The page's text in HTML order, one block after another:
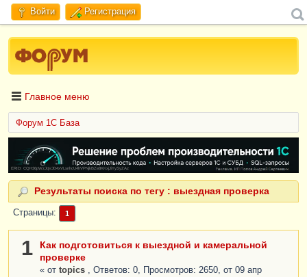
Войти Регистрация
Главное меню
Форум 1C База
ERID: CQH36pWzJqVJD4xVLsnhcU4hVPNjkBZe8KKxjJiYySyZAz
Результаты поиска по тегу : выездная проверка
Страницы 1
1
Как подготовиться к выездной и камеральной
проверке
« от topics
, Ответов: 0, Просмотров: 2650, от 09 апр